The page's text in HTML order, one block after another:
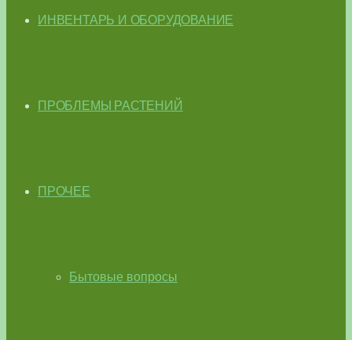
ИНВЕНТАРЬ И ОБОРУДОВАНИЕ
ПРОБЛЕМЫ РАСТЕНИЙ
ПРОЧЕЕ
Бытовые вопросы